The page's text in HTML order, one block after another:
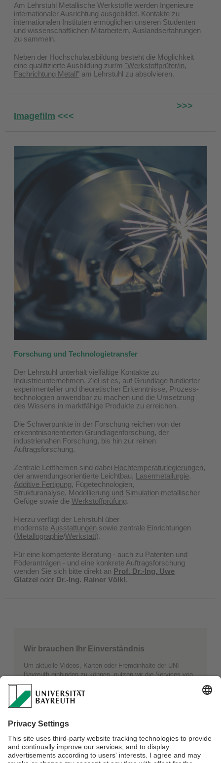
Am Lehrstuhl Metallische Werkstoffe werden Ingenieure
internationaler Ausrichtung ausgebildet. Kontakte zu
internationalen Instituten ermöglichen unseren Studenten
und wissenschaftlichen Mitarbeitern, Auslandserfahrungen
zu sammeln.
Neben der Hochschulausbildung besteht die Möglichkeit
eine qualifizierte Ausbildung zur/m "Werkstoffprüfer/in,
Fachrichtung Metall" am Lehrstuhl zu absolvieren.
>>>
Imagefilm <<<
Forschung und Technologietransfer
Der Lehrstuhl unterhält vielfältige Kontakte zu
Industrieunternehmen. Ziel ist es, auf Grundlage fundierter
experimenteller und theoretischer Erkenntnisse, Prozess­
technologien anwendbar zu machen und die Umsetzung
des Wissens in marktfähige Produkte zu erreichen.
Die Schwerpunkte in der Forschung reichen von der
erkenntnisorientierten Grundlagenforschung, der
industrienahen Forschung, bis hin zur reinen
Auftragsforschung.
Zentrale Leitthemen sind dabei Hochtemperatur­legierungen,
der anwendungsorientierte Leichtbau, Lasermetallurgie,
Additive Fertigung, Fügetechnologien,
Strukturanalyse, Modellierung und Simulation metallischer
Gefüge sowie die Werkstoffprüfung.
Hierzu verfügt der Lehrstuhl über
modernste Ausstattungen sowie zentrale Einrichtungen
(Metallographie/Werkstatt).
Für eine kompetente Beratung - auch zu Patenten und
Föderanträgen - und eine konkrete Auftragsforschung
wenden Sie sich bitte direkt an Prof. Dr.-Ing. Uwe
Glatzel oder Dr.-Ing. Rainer Völkl.
Wir brauchen Ihr Einverständnis
Um aktuelle Videos, Karten oder Fremdinhalte der UNI
Bayreuth einbinden zu können, nutzen wir die Services von
Drittanbietern. Diese sammeln unter Umständen Daten zu
Ihren Aktivitäten. Unter dem Punkt "Mehr Informationen"
finden Sie weitere Details.
Mehr Informationen